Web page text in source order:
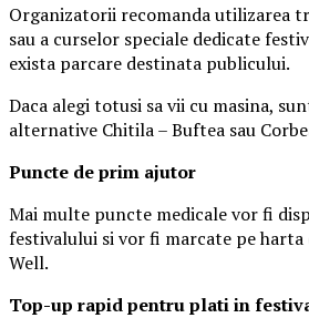
Organizatorii recomanda utilizarea
sau a curselor speciale dedicate
exista parcare destinata publicului.
Daca alegi totusi sa vii cu masina,
alternative Chitila – Buftea sau
Puncte de prim ajutor
Mai multe puncte medicale vor fi
festivalului si vor fi marcate pe
Well.
Top-up rapid pentru plati in